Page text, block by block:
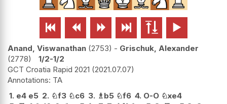
     
Anand, Viswanathan 2753 - Grischuk, Alexander
2778
1/2-1/2
GCT Croatia Rapid 2021 2021.07.07
TA
1. e4 e5 2. ♘f3 ♘c6 3. ♗b5 ♘f6 4. O-O ♘xe4